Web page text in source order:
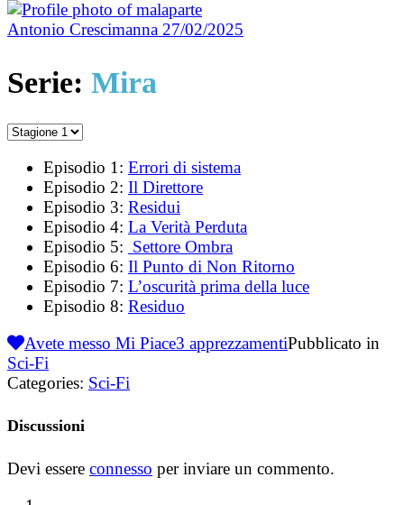
Antonio Crescimanna 27/02/2025
Serie: Mira
Episodio 1: Errori di sistema
Episodio 2: Il Direttore
Episodio 3: Residui
Episodio 4: La Verità Perduta
Episodio 5: Settore Ombra
Episodio 6: Il Punto di Non Ritorno
Episodio 7: L’oscurità prima della luce
Episodio 8: Residuo
Avete messo Mi Piace3 apprezzamentiPubblicato in
Sci-Fi
Categories: Sci-Fi
Discussioni
Devi essere connesso per inviare un commento.